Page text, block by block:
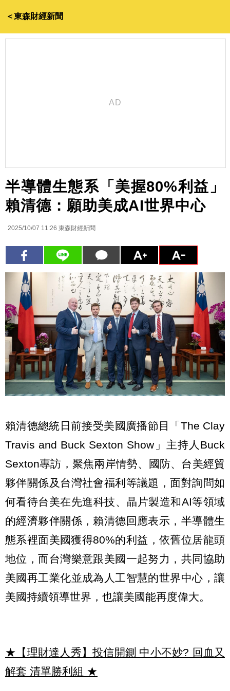
＜東森財經新聞
半導體生態系「美握80%利益」
賴清德：願助美成AI世界中心
2025/10/07 11:26 東森財經新聞
賴清德總統日前接受美國廣播節目「The Clay
Travis and Buck Sexton Show」主持人Buck
Sexton專訪，聚焦兩岸情勢、國防、台美經貿
夥伴關係及台灣社會福利等議題，面對詢問如
何看待台美在先進科技、晶片製造和AI等領域
的經濟夥伴關係，賴清德回應表示，半導體生
態系裡面美國獲得80%的利益，依舊位居龍頭
地位，而台灣樂意跟美國一起努力，共同協助
美國再工業化並成為人工智慧的世界中心，讓
美國持續領導世界，也讓美國能再度偉大。
★【理財達人秀】投信開鍘 中小不妙? 回血又
解套 清單勝利組 ★